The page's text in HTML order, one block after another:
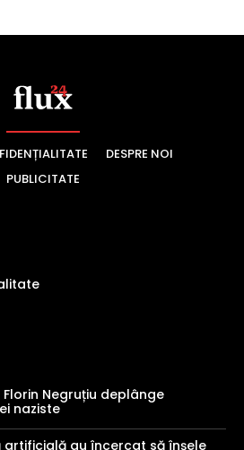
DESPRE NOI
PUBLICITATE
Negruțiu deplânge
naziste
artificială au încercat să înșele